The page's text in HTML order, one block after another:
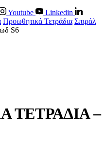
Youtube
Linkedin
Προωθητικά Τετράδια Σπιράλ
S6
ΤΕΤΡΑΔΙΑ –